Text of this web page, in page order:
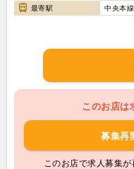
最寄駅
中央本
このお店は
募集再
このお店で求人募集